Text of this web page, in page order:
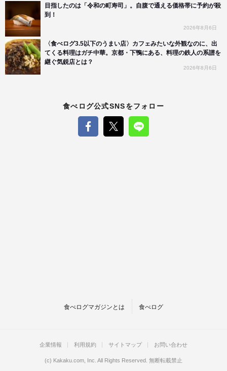
目指したのは「令和の町寿司」。自腹で通える価格帯に予約が殺
到！
2026年8月6日
〈食べログ3.5以下のうまい店〉カフェみたいな外観なのに、出
てくる料理はガチ中華。京都・下鴨にある、料理の鉄人の系譜を
継ぐ気鋭店とは？
2026年8月6日
食べログ公式SNSをフォロー
食べログマガジンとは 食べログ
企業情報 利用規約 サイトマップ お問い合わせ
(c) Kakaku.com, Inc. All Rights Reserved. 無断転載禁止